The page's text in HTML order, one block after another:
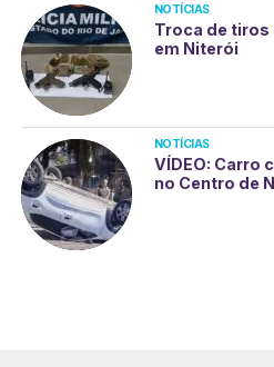
NOTÍCIAS
Troca de tiros
em Niterói
NOTÍCIAS
VÍDEO: Carro
no Centro de